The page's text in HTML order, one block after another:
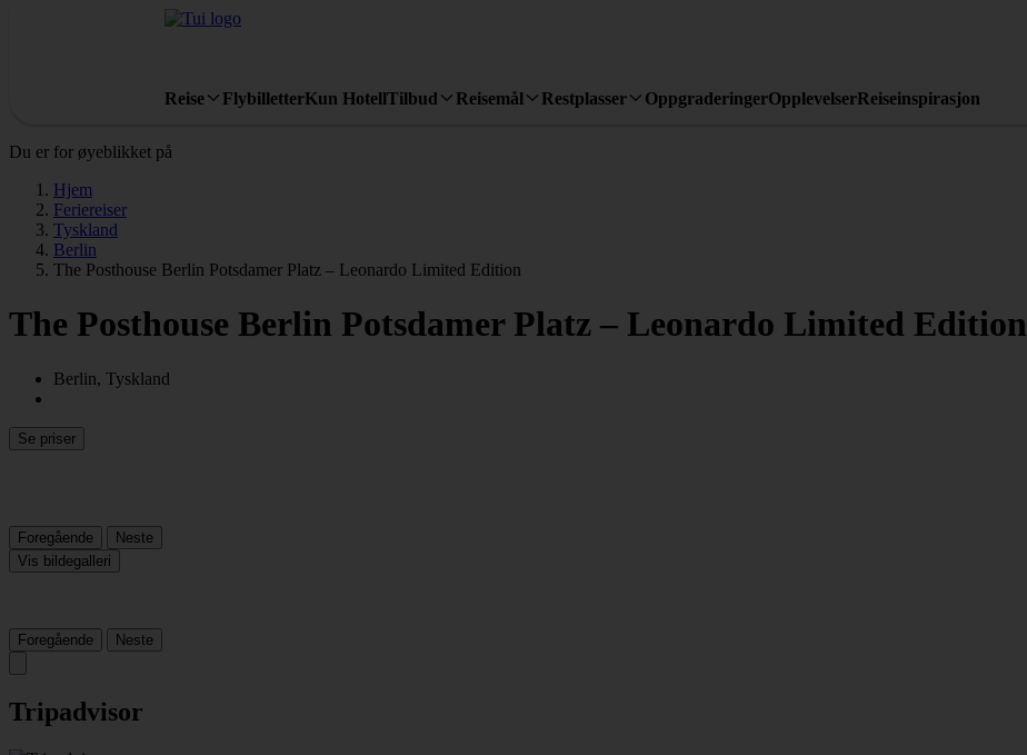
Reise FlybilletterKun HotellTilbud Reisemål Restplasser OppgraderingerOpplevelserReiseinspirasjon
Du er for øyeblikket på
Hjem
Feriereiser
Tyskland
Berlin
The Posthouse Berlin Potsdamer Platz – Leonardo Limited Edition
The Posthouse Berlin Potsdamer Platz – Leonardo Limited Edition
Berlin, Tyskland
Se priser
Foregående
Neste
Vis bildegalleri
Foregående Neste
Tripadvisor